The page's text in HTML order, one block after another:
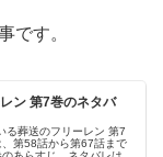
です。
ン 第7巻のネタバ
る葬送のフリーレン 第7
第58話から第67話まで